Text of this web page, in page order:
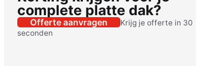
complete platte dak?
Offerte aanvragen
Krijg je offerte in 30
seconden